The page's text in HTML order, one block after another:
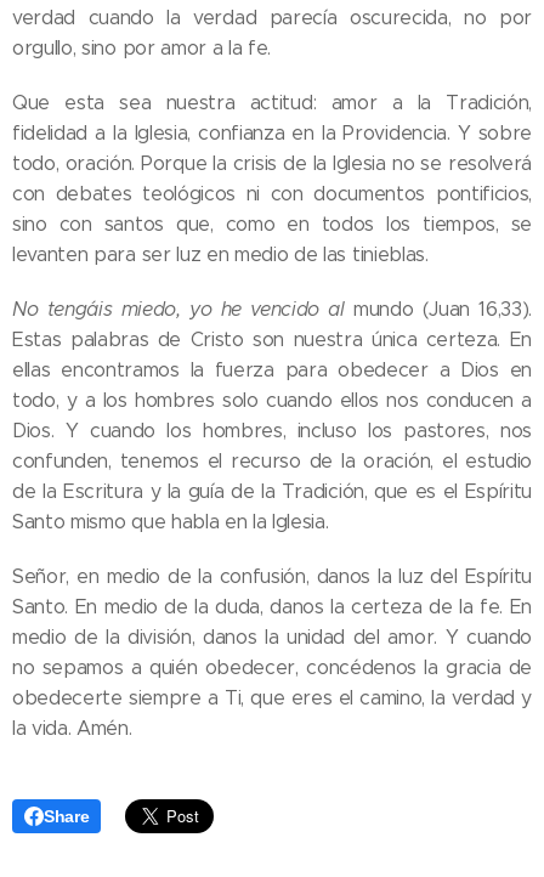
verdad cuando la verdad parecía oscurecida, no por
orgullo, sino por amor a la fe.
Que esta sea nuestra actitud: amor a la Tradición,
fidelidad a la Iglesia, confianza en la Providencia. Y sobre
todo, oración. Porque la crisis de la Iglesia no se resolverá
con debates teológicos ni con documentos pontificios,
sino con santos que, como en todos los tiempos, se
levanten para ser luz en medio de las tinieblas.
No tengáis miedo, yo he vencido almundo (Juan 16,33).
Estas palabras de Cristo son nuestra única certeza. En
ellas encontramos la fuerza para obedecer a Dios en
todo, y a los hombres solo cuando ellos nos conducen a
Dios. Y cuando los hombres, incluso los pastores, nos
confunden, tenemos el recurso de la oración, el estudio
de la Escritura y la guía de la Tradición, que es el Espíritu
Santo mismo que habla en la Iglesia.
Señor, en medio de la confusión, danos la luz del Espíritu
Santo. En medio de la duda, danos la certeza de la fe. En
medio de la división, danos la unidad del amor. Y cuando
no sepamos a quién obedecer, concédenos la gracia de
obedecerte siempre a Ti, que eres el camino, la verdad y
la vida. Amén.
Share